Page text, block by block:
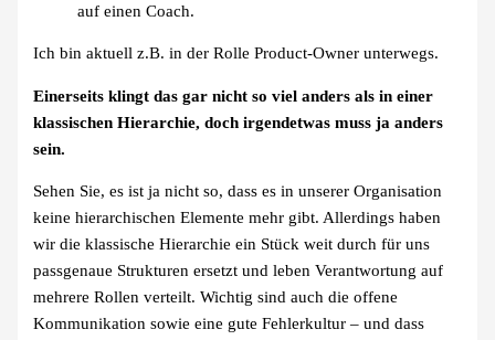
auf einen Coach.
Ich bin aktuell z.B. in der Rolle Product-Owner unterwegs.
Einerseits klingt das gar nicht so viel anders als in einer
klassischen Hierarchie, doch irgendetwas muss ja anders
sein.
Sehen Sie, es ist ja nicht so, dass es in unserer Organisation
keine hierarchischen Elemente mehr gibt. Allerdings haben
wir die klassische Hierarchie ein Stück weit durch für uns
passgenaue Strukturen ersetzt und leben Verantwortung auf
mehrere Rollen verteilt. Wichtig sind auch die offene
Kommunikation sowie eine gute Fehlerkultur – und dass